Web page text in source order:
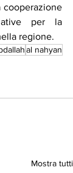
per la
regione.
al nahyan
Mostra tutti